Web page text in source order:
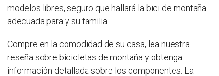
modelos libres, seguro que hallará la bici de montaña
adecuada para y su familia.
Compre en la comodidad de su casa, lea nuestra
reseña sobre bicicletas de montaña y obtenga
información detallada sobre los componentes. La